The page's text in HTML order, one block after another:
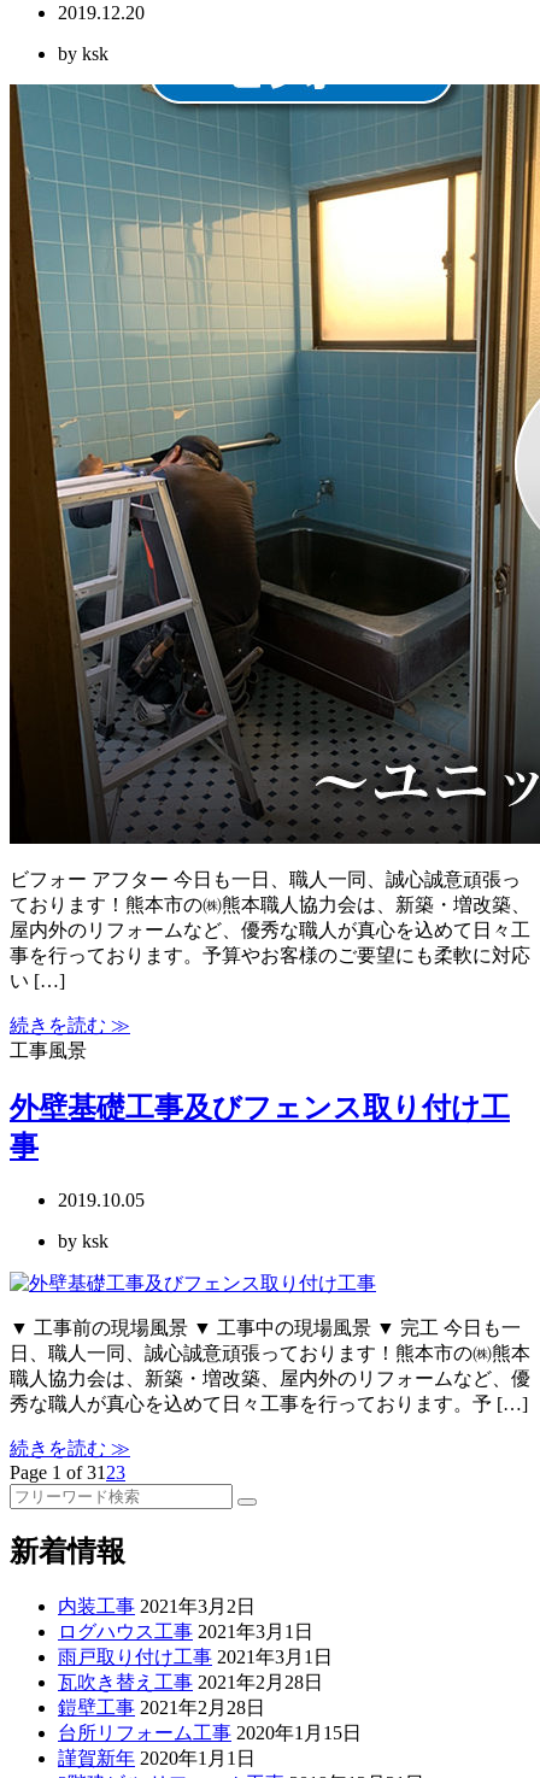
2019.12.20
by ksk
ビフォー アフター 今日も一日、職人一同、誠心誠意頑張っ
ております！熊本市の㈱熊本職人協力会は、新築・増改築、
屋内外のリフォームなど、優秀な職人が真心を込めて日々工
事を行っております。予算やお客様のご要望にも柔軟に対応
い […]
続きを読む ≫
工事風景
外壁基礎工事及びフェンス取り付け工
事
2019.10.05
by ksk
▼ 工事前の現場風景 ▼ 工事中の現場風景 ▼ 完工 今日も一
日、職人一同、誠心誠意頑張っております！熊本市の㈱熊本
職人協力会は、新築・増改築、屋内外のリフォームなど、優
秀な職人が真心を込めて日々工事を行っております。予 […]
続きを読む ≫
Page 1 of 31 23
検
新着情報
内装工事 2021年3月2日
ログハウス工事 2021年3月1日
雨戸取り付け工事 2021年3月1日
瓦吹き替え工事 2021年2月28日
鎧壁工事 2021年2月28日
台所リフォーム工事 2020年1月15日
謹賀新年 2020年1月1日